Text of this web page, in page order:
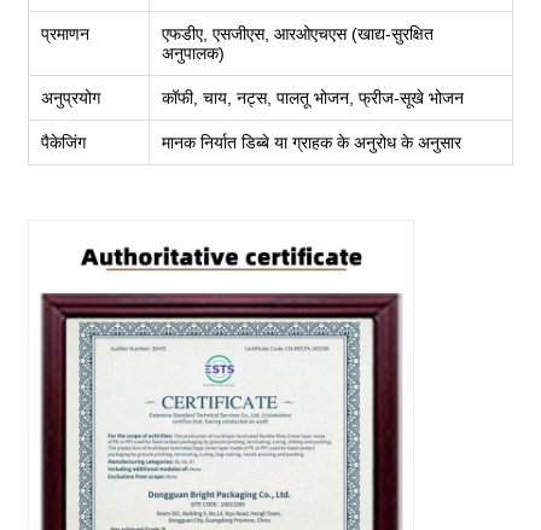
प्रमाणन
एफडीए, एसजीएस, आरओएचएस (खाद्य-सुरक्षित
अनुपालक)
अनुप्रयोग कॉफी, चाय, नट्स, पालतू भोजन, फ्रीज-सूखे भोजन
पैकेजिंग मानक निर्यात डिब्बे या ग्राहक के अनुरोध के अनुसार